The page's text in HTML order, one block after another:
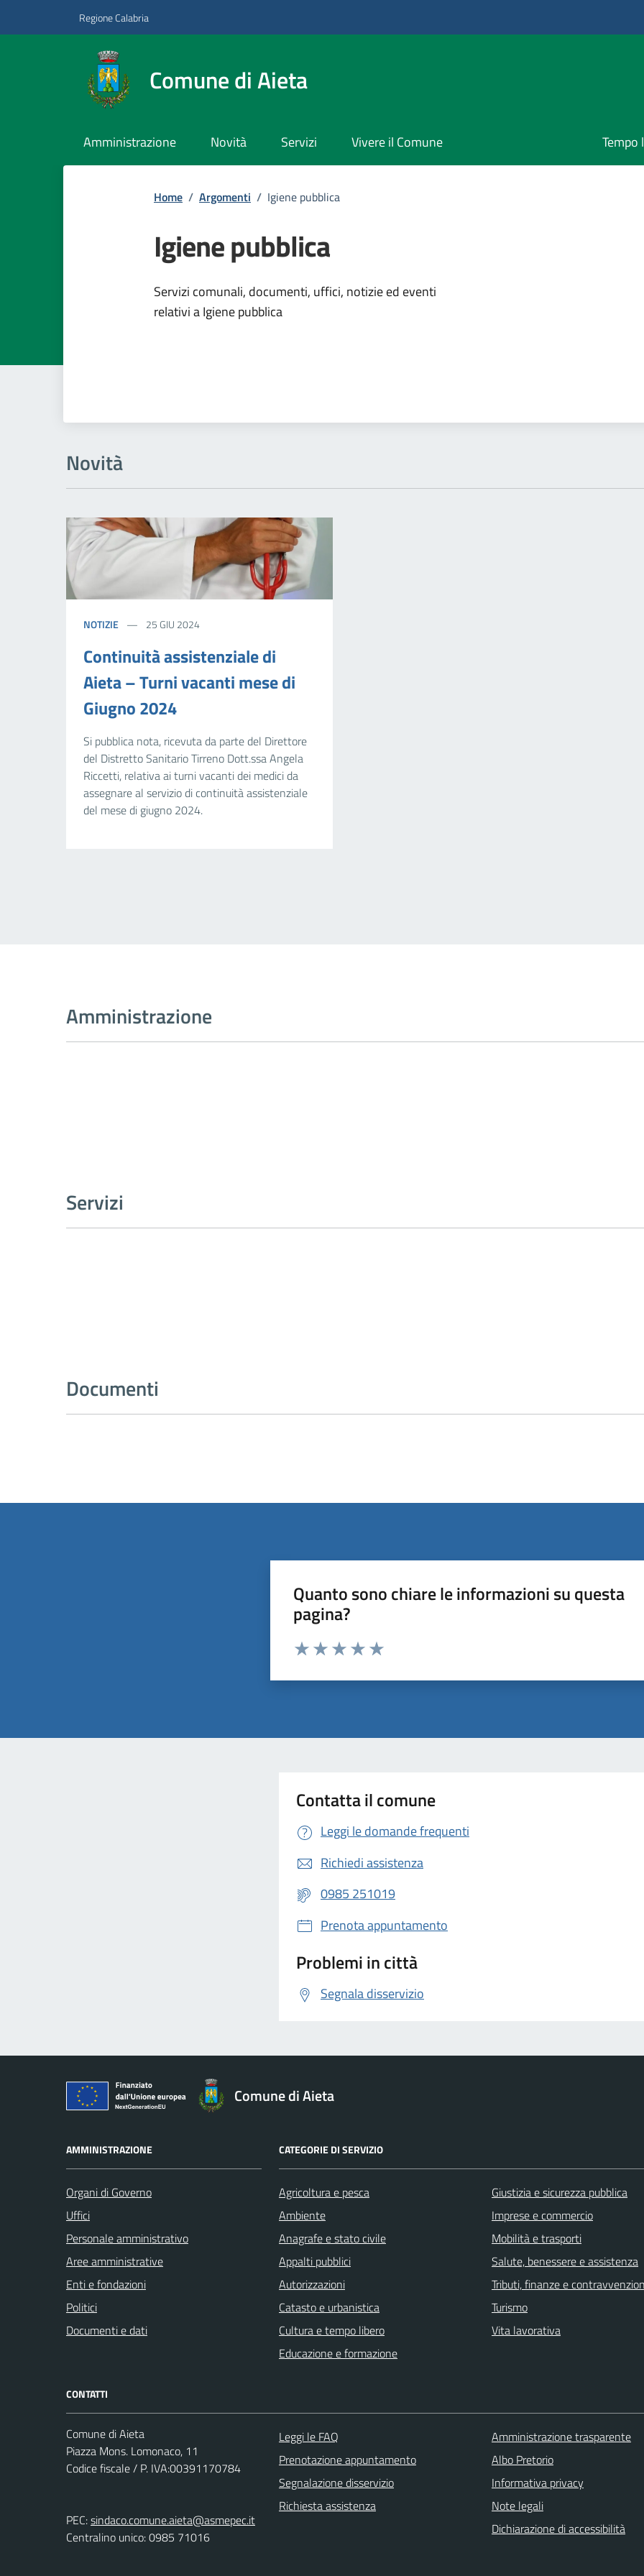
Regione Calabria
Comune di Aieta
Amministrazione Novità Servizi Vivere il Comune Tempo
Home / Argomenti / Igiene pubblica
Igiene pubblica
Dettagli dell'argomento
Servizi comunali, documenti, uffici, notizie ed eventi
relativi a Igiene pubblica
Novità
NOTIZIE 25 GIU 2024
Continuità assistenziale di
Aieta – Turni vacanti mese di
Giugno 2024
Si pubblica nota, ricevuta da parte del Direttore
del Distretto Sanitario Tirreno Dott.ssa Angela
Riccetti, relativa ai turni vacanti dei medici da
assegnare al servizio di continuità assistenziale
del mese di giugno 2024.
Amministrazione
Servizi
Documenti
Quanto sono chiare le informazioni su questa
pagina?
Contatta il comune
Leggi le domande frequenti
Richiedi assistenza
0985 251019
Prenota appuntamento
Problemi in città
Segnala disservizio
Comune di Aieta
AMMINISTRAZIONE
Organi di Governo
Uffici
Personale amministrativo
Aree amministrative
Enti e fondazioni
Politici
Documenti e dati
CATEGORIE DI SERVIZIO
Agricoltura e pesca
Ambiente
Anagrafe e stato civile
Appalti pubblici
Autorizzazioni
Catasto e urbanistica
Cultura e tempo libero
Educazione e formazione
Giustizia e sicurezza pubblica
Imprese e commercio
Mobilità e trasporti
Salute, benessere e assistenza
Tributi, finanze e
Turismo
Vita lavorativa
CONTATTI
Comune di Aieta
Piazza Mons. Lomonaco, 11
Codice fiscale / P. IVA:00391170784
PEC:sindaco.comune.aieta@asmepec.it
Centralino unico: 0985 71016
Leggi le FAQ
Prenotazione appuntamento
Segnalazione disservizio
Richiesta assistenza
Amministrazione trasparente
Albo Pretorio
Informativa privacy
Note legali
Dichiarazione di accessibilità